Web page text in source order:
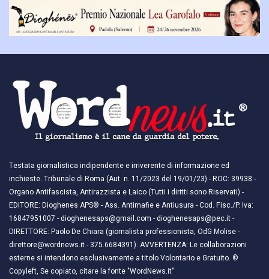
Testata giornalistica indipendente e irriverente di informazione ed
inchieste. Tribunale di Roma (Aut. n. 11/2023 del 19/01/23) - ROC: 39938 -
Organo Antifascista, Antirazzista e Laico (Tutti i diritti sono Riservati) -
EDITORE: Dioghenes APS® - Ass. Antimafie e Antiusura - Cod. Fisc./P. Iva:
16847951007 - dioghenesaps@gmail.com - dioghenesaps@pec.it - ​​
DIRETTORE: Paolo De Chiara (giornalista professionista, OdG Molise -
direttore@wordnews.it - ​​375.6684391). AVVERTENZA: Le collaborazioni
esterne si intendono esclusivamente a titolo Volontario e Gratuito. ©
Copyleft, Se copiato, citare la fonte "WordNews.it"